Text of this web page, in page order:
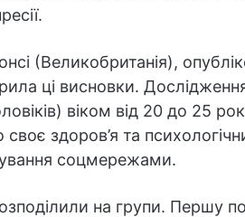
(Великобританія),
ці висновки.
віком від 20 до 25
здоров’я та
соцмережами.
на групи. Першу